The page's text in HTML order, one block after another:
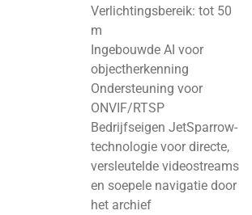
Verlichtingsbereik: tot 50
m
Ingebouwde AI voor
objectherkenning
Ondersteuning voor
ONVIF/RTSP
Bedrijfseigen JetSparrow-
technologie voor directe,
versleutelde videostreams
en soepele navigatie door
het archief